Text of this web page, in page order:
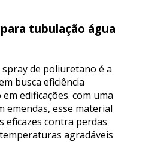
tubulação água
de poliuretano é a
busca eficiência
edificações. com uma
emendas, esse material
contra perdas
agradáveis